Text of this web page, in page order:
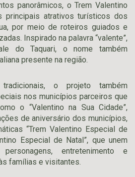
panorâmicos, o Trem Valentino
principais atrativos turísticos dos
por meio de roteiros guiados e
Inspirado na palavra “valente”,
do Taquari, o nome também
presente na região.
o projeto também
nos municípios parceiros que
o “Valentino na Sua Cidade”,
de aniversário dos municípios,
“Trem Valentino Especial de
Especial de Natal”, que unem
entretenimento e
famílias e visitantes.